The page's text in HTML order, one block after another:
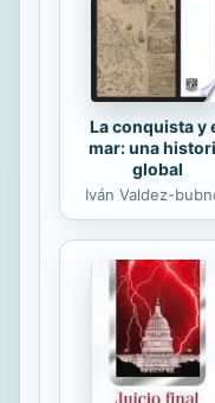
La conquista y
mar: una
global
Iván Valdez-